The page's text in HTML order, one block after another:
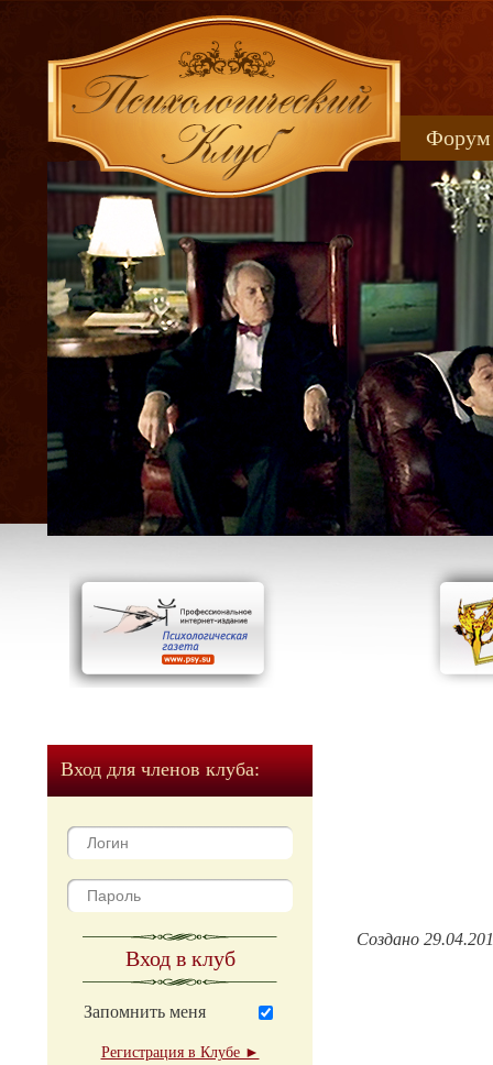
Форум
Вход для членов клуба:
Вход в клуб
Запомнить меня
Регистрация в Клубе ►
Создано